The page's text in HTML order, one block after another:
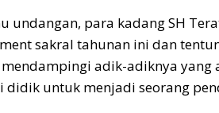
undangan, para kadang SH
sakral tahunan ini dan
adik-adiknya yang
untuk menjadi seorang